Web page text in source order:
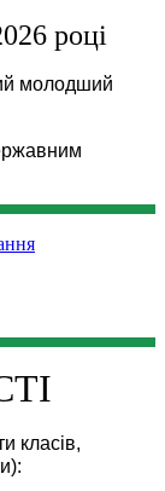
році
молодший
класів,